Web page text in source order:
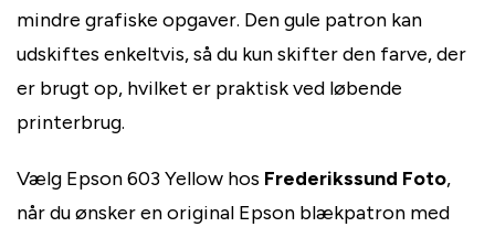
mindre grafiske opgaver. Den gule patron kan
udskiftes enkeltvis, så du kun skifter den farve, der
er brugt op, hvilket er praktisk ved løbende
printerbrug.
Vælg Epson 603 Yellow hos Frederikssund Foto,
når du ønsker en original Epson blækpatron med